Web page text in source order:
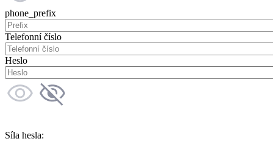
phone_prefix
Telefonní číslo
Heslo
Síla hesla: